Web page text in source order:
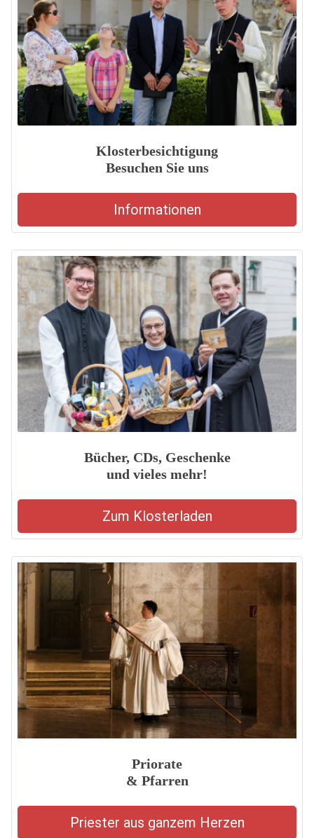
Klosterbesichtigung
Besuchen Sie uns
Informationen
Bücher, CDs, Geschenke
und vieles mehr!
Zum Klosterladen
Priorate
& Pfarren
Priester aus ganzem Herzen